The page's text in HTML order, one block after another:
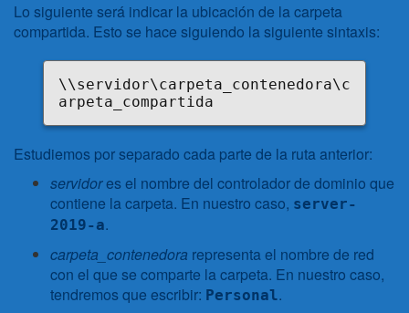
Lo siguiente será indicar la ubicación de la carpeta
compartida. Esto se hace siguiendo la siguiente sintaxis:
\\servidor\carpeta_contenedora\c
arpeta_compartida
Estudiemos por separado cada parte de la ruta anterior:
servidores el nombre del controlador de dominio que
contiene la carpeta. En nuestro caso, server-
2019-a.
carpeta_contenedora representa el nombre de red
con el que se comparte la carpeta. En nuestro caso,
tendremos que escribir: Personal.